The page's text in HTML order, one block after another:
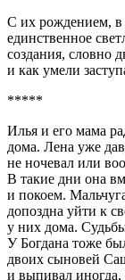
С их рождением, в
единственное
создания, словно
и как умели
*****
Илья и его мама
дома. Лена уже
не ночевал или
В такие дни она
и покоем.
допоздна уйти к
у них дома.
У Богдана тоже
двоих сыновей
и выпивал